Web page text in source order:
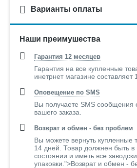
Варианты оплаты
Наши преимушества
Гарантия 12 месяцев
Гарантия на все купленные
инетрнет магазине составляет
Оповещение по SMS
Вы получаете SMS сообщения
вашего заказа.
Возврат и обмен - без проблем
Вы можете вернуть купленные
14 дней. Товар должнен быть
состоянии и иметь все
упаковки.">Возврат и обмен -